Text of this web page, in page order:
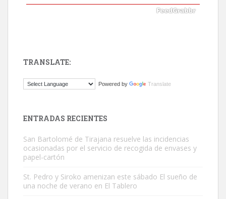
Este gato macho ha aparecido en la calle hace menos de un mes,
TRANSLATE:
Powered by Translate
ENTRADAS RECIENTES
San Bartolomé de Tirajana resuelve las incidencias
ocasionadas por el servicio de recogida de envases y
papel-cartón
St. Pedro y Siroko amenizan este sábado El sueño de
una noche de verano en El Tablero